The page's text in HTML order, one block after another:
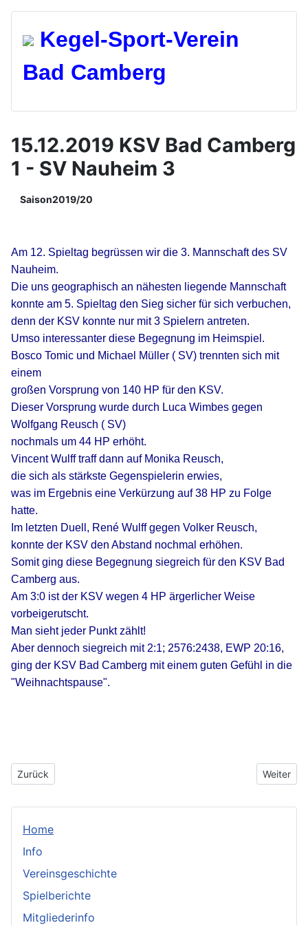
Home
Info
Vereinsgeschichte
Spielberichte
Mitgliederinfo
Kegel-Sport-Verein
Bad Camberg
15.12.2019 KSV Bad Camberg
1 - SV Nauheim 3
Saison2019/20
Am 12. Spieltag begrüssen wir die 3. Mannschaft des SV
Nauheim.
Die uns geographisch an nähesten liegende Mannschaft
konnte am 5. Spieltag den Sieg sicher für sich verbuchen,
denn der KSV konnte nur mit 3 Spielern antreten.
Umso interessanter diese Begegnung im Heimspiel.
Bosco Tomic und Michael Müller ( SV) trennten sich mit
einem
großen Vorsprung von 140 HP für den KSV.
Dieser Vorsprung wurde durch Luca Wimbes gegen
Wolfgang Reusch ( SV)
nochmals um 44 HP erhöht.
Vincent Wulff traff dann auf Monika Reusch,
die sich als stärkste Gegenspielerin erwies,
was im Ergebnis eine Verkürzung auf 38 HP zu Folge
hatte.
Im letzten Duell, René Wulff gegen Volker Reusch,
konnte der KSV den Abstand nochmal erhöhen.
Somit ging diese Begegnung siegreich für den KSV Bad
Camberg aus.
Am 3:0 ist der KSV wegen 4 HP ärgerlicher Weise
vorbeigerutscht.
Man sieht jeder Punkt zählt!
Aber dennoch siegreich mit 2:1; 2576:2438, EWP 20:16,
ging der KSV Bad Camberg mit einem guten Gefühl in die
"Weihnachtspause".
Vorheriger Beitrag: 19.01.2020 LP Limburg 2 - KSV Bad
Zurück Nächster
Weiter